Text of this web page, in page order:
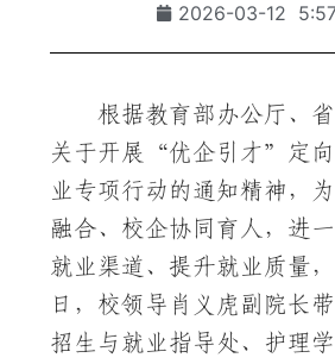
2026-03-12
根据教育部办公厅、
关于开展“优企引才”定向
业专项行动的通知精神，
融合、校企协同育人，进
就业渠道、提升就业质量
日，校领导肖义虎副院长
招生与就业指导处、护理